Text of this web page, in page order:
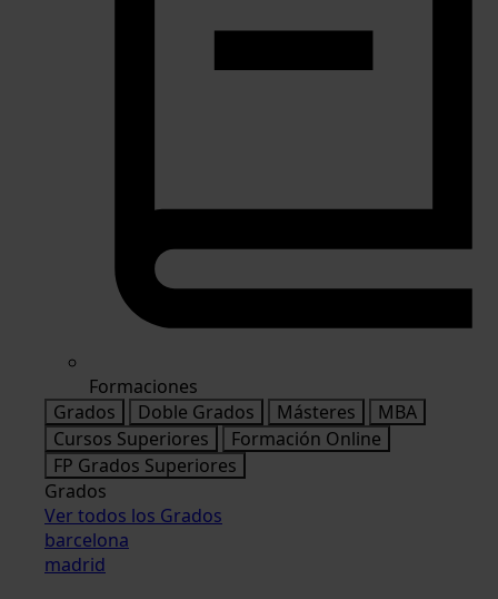
Formaciones
Grados
Doble Grados Másteres
MBA
Cursos Superiores
Formación Online
FP Grados Superiores
Grados
Ver todos los Grados
barcelona
madrid